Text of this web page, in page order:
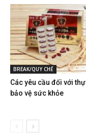
BREAK/QUY CHẾ
Các yêu cầu đối với
bảo vệ sức khỏe